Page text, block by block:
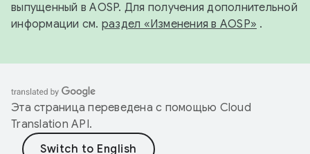
выпущенный в AOSP. Для получения дополнительной
информации см. раздел «Изменения в AOSP» .
Эта страница переведена с помощью Cloud
Translation API.